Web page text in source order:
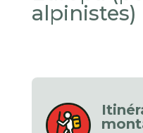
alpinistes)